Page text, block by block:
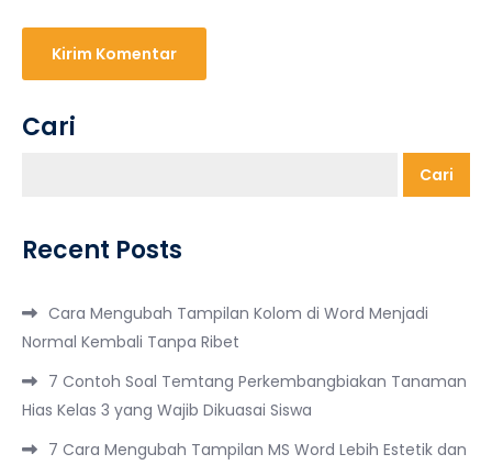
Cari
Cari
Recent Posts
Cara Mengubah Tampilan Kolom di Word Menjadi
Normal Kembali Tanpa Ribet
7 Contoh Soal Temtang Perkembangbiakan Tanaman
Hias Kelas 3 yang Wajib Dikuasai Siswa
7 Cara Mengubah Tampilan MS Word Lebih Estetik dan